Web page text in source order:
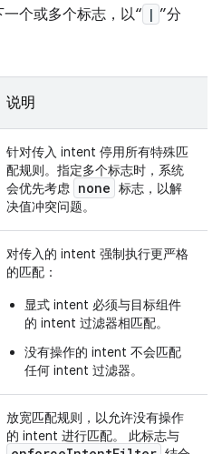
个或多个标志，以“ | ”分
说明
针对传入 intent 停用所有特殊匹
配规则。指定多个标志时，系统
会优先考虑 none 标志，以解
决值冲突问题。
对传入的 intent 强制执行更严格
的匹配：
显式 intent 必须与目标组件
的 intent 过滤器相匹配。
没有操作的 intent 不会匹配
任何 intent 过滤器。
放宽匹配规则，以允许没有操作
的 intent 进行匹配。 此标志与